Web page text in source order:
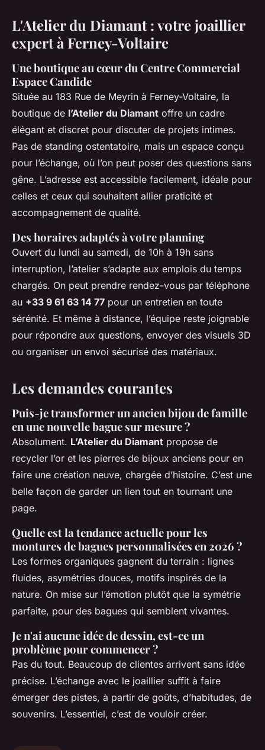
L'Atelier du Diamant : votre joaillier
expert à Ferney-Voltaire
Une boutique au cœur du Centre Commercial
Espace Candide
Située au 183 Rue de Meyrin à Ferney-Voltaire, la
boutique de l’Atelier du Diamant offre un cadre
élégant et discret pour discuter de projets intimes.
Pas de standing ostentatoire, mais un espace conçu
pour l’échange, où l’on peut poser des questions sans
gêne. L’adresse est accessible facilement, idéale pour
celles et ceux qui souhaitent allier praticité et
accompagnement de qualité.
Des horaires adaptés à votre planning
Ouvert du lundi au samedi, de 10h à 19h sans
interruption, l’atelier s’adapte aux emplois du temps
chargés. On peut prendre rendez-vous par téléphone
au +33 9 61 63 14 77 pour un entretien en toute
sérénité. Et même à distance, l’équipe reste joignable
pour répondre aux questions, envoyer des visuels 3D
ou organiser un envoi sécurisé des matériaux.
Les demandes courantes
Puis-je transformer un ancien bijou de famille
en une nouvelle bague sur mesure ?
Absolument. L’Atelier du Diamant propose de
recycler l’or et les pierres de bijoux anciens pour en
faire une création neuve, chargée d’histoire. C’est une
belle façon de garder un lien tout en tournant une
page.
Quelle est la tendance actuelle pour les
montures de bagues personnalisées en 2026 ?
Les formes organiques gagnent du terrain : lignes
fluides, asymétries douces, motifs inspirés de la
nature. On mise sur l’émotion plutôt que la symétrie
parfaite, pour des bagues qui semblent vivantes.
Je n'ai aucune idée de dessin, est-ce un
problème pour commencer ?
Pas du tout. Beaucoup de clientes arrivent sans idée
précise. L’échange avec le joaillier suffit à faire
émerger des pistes, à partir de goûts, d’habitudes, de
souvenirs. L’essentiel, c’est de vouloir créer.